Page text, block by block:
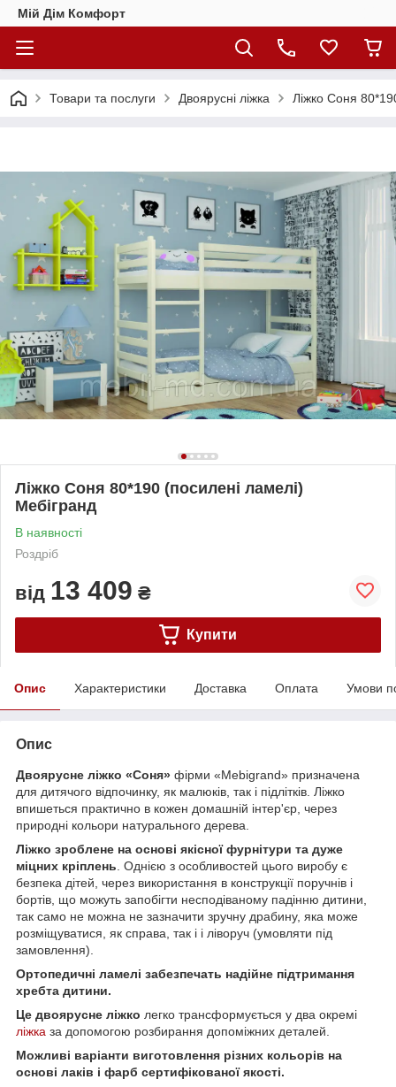
Мій Дім Комфорт
Товари та послуги Двоярусні ліжка Ліжко Соня
Ліжко Соня 80*190 (посилені ламелі)
Мебігранд
В наявності
Роздріб
від 13 409 ₴
Купити
Опис Характеристики Доставка Оплата Умови
Опис
Двоярусне ліжко «Соня» фірми «Mebigrand» призначена
для дитячого відпочинку, як малюків, так і підлітків. Ліжко
впишеться практично в кожен домашній інтер'єр, через
природні кольори натурального дерева.
Ліжко зроблене на основі якісної фурнітури та дуже
міцних кріплень . Однією з особливостей цього виробу є
безпека дітей, через використання в конструкції поручнів і
бортів, що можуть запобігти несподіваному падінню дитини,
так само не можна не зазначити зручну драбину, яка може
розміщуватися, як справа, так і і ліворуч (умовляти під
замовлення).
Ортопедичні ламелі забезпечать надійне підтримання
хребта дитини.
Це двоярусне ліжко легко трансформується у два окремі
ліжка за допомогою розбирання допоміжних деталей.
Можливі варіанти виготовлення різних кольорів на
основі лаків і фарб сертифікованої якості.